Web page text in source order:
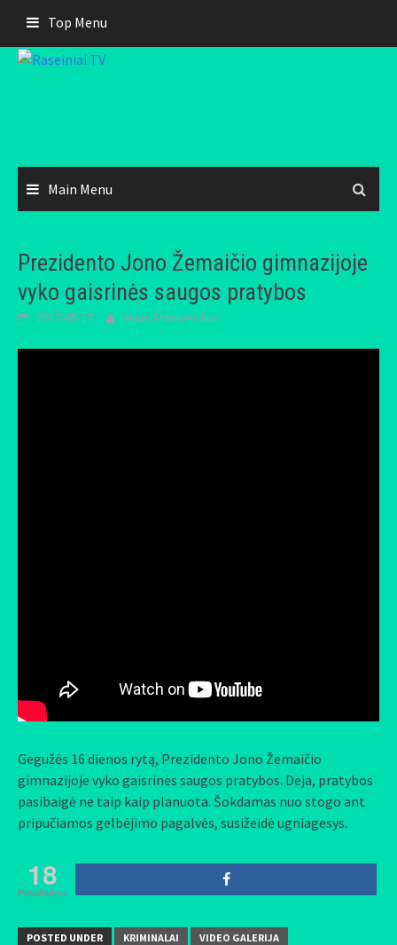
content
Top Menu
Main Menu
Prezidento Jono Žemaičio gimnazijoje
vyko gaisrinės saugos pratybos
2017-05-17 Vilius Stankevičius
Gegužės 16 dienos rytą, Prezidento Jono Žemaičio
gimnazijoje vyko gaisrinės saugos pratybos. Deja, pratybos
pasibaigė ne taip kaip planuota. Šokdamas nuo stogo ant
pripučiamos gelbėjimo pagalvės, susižeidė ugniagesys.
18
Pasidalino
POSTED UNDER KRIMINALAI
VIDEO GALERIJA